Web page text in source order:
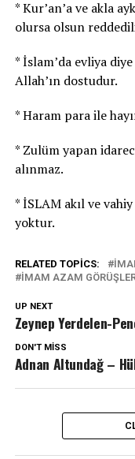
* Kur’an’a ve akla
olursa olsun
* İslam’da evliya
Allah’ın dostudur.
* Haram para ile
* Zulüm yapan
alınmaz.
* İSLAM akıl ve
yoktur.
RELATED TOPICS:
IMAM AZAM
UP NEXT
Zeynep Yerdelen-
DON'T MISS
Adnan Altundağ –